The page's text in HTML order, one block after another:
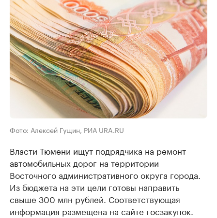
Фото: Алексей Гущин, РИА URA.RU
Власти Тюмени ищут подрядчика на ремонт
автомобильных дорог на территории
Восточного административного округа города.
Из бюджета на эти цели готовы направить
свыше 300 млн рублей. Соответствующая
информация размещена на сайте госзакупок.